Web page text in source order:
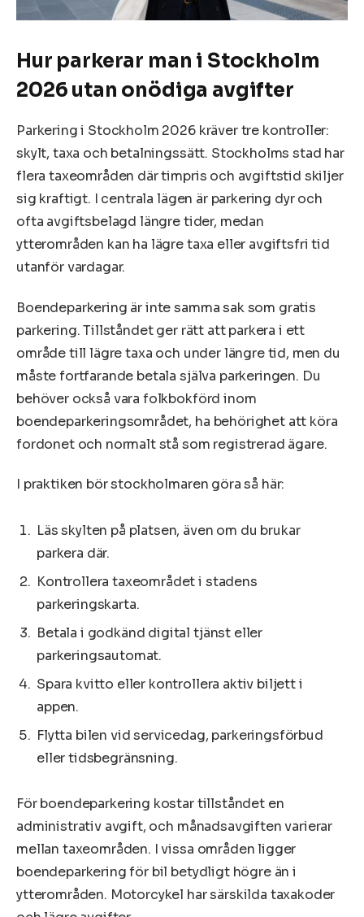
Hur parkerar man i Stockholm
2026 utan onödiga avgifter
Parkering i Stockholm 2026 kräver tre kontroller:
skylt, taxa och betalningssätt. Stockholms stad har
flera taxeområden där timpris och avgiftstid skiljer
sig kraftigt. I centrala lägen är parkering dyr och
ofta avgiftsbelagd längre tider, medan
ytterområden kan ha lägre taxa eller avgiftsfri tid
utanför vardagar.
Boendeparkering är inte samma sak som gratis
parkering. Tillståndet ger rätt att parkera i ett
område till lägre taxa och under längre tid, men du
måste fortfarande betala själva parkeringen. Du
behöver också vara folkbokförd inom
boendeparkeringsområdet, ha behörighet att köra
fordonet och normalt stå som registrerad ägare.
I praktiken bör stockholmaren göra så här:
Läs skylten på platsen, även om du brukar
parkera där.
Kontrollera taxeområdet i stadens
parkeringskarta.
Betala i godkänd digital tjänst eller
parkeringsautomat.
Spara kvitto eller kontrollera aktiv biljett i
appen.
Flytta bilen vid servicedag, parkeringsförbud
eller tidsbegränsning.
För boendeparkering kostar tillståndet en
administrativ avgift, och månadsavgiften varierar
mellan taxeområden. I vissa områden ligger
boendeparkering för bil betydligt högre än i
ytterområden. Motorcykel har särskilda taxakoder